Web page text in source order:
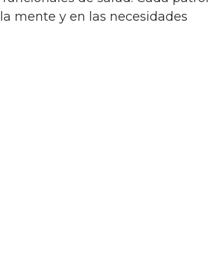
mente y en las necesidades